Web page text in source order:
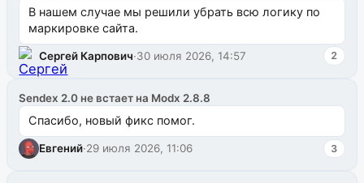
В нашем случае мы решили убрать всю логику по
маркировке сайта.
Сергей Карпович·30 июля 2026, 14:57 2
Sendex 2.0 не встает на Modx 2.8.8
Спасибо, новый фикс помог.
Евгений·29 июля 2026, 11:06 3